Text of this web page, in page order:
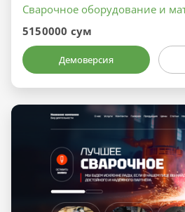
Сварочное оборудование и
5150000 сум
Демоверсия